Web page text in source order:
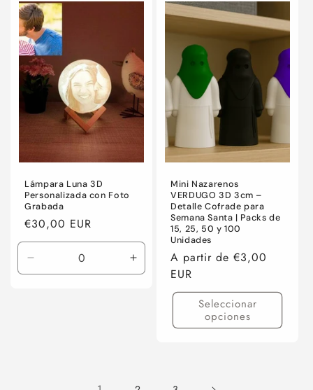
Default
Title
Title
Lámpara Luna 3D
Personalizada con Foto
Grabada
Precio
habitual
€30,00 EUR
cantidad
Aumentar
cantidad
Mini Nazarenos
VERDUGO 3D 3cm –
Detalle Cofrade para
Semana Santa | Packs de
15, 25, 50 y 100
Unidades
Precio
habitual
A partir de €3,00
EUR
Seleccionar
opciones